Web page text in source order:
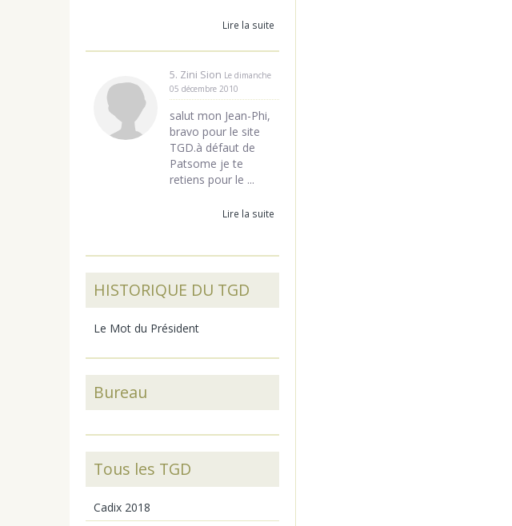
Lire la suite
5. Zini Sion Le dimanche
05 décembre 2010
salut mon Jean-Phi,
bravo pour le site
TGD.à défaut de
Patsome je te
retiens pour le ...
Lire la suite
HISTORIQUE DU TGD
Le Mot du Président
Bureau
Tous les TGD
Cadix 2018